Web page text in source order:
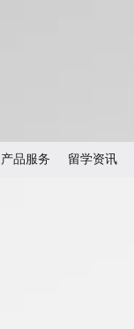
产品服务 留学资讯